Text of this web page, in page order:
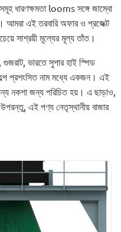
ধারণক্ষমতা looms সঙ্গে জাম্বো
এই তরবারি অফার ও প্রজেক্ট
সাশ্রয়ী মূল্যের মূল্য তাঁত।
গুজরাট, ভারতে সুপার হাই স্পিড
প্রশংসিত নাম মধ্যে একজন। এই
নকশা জন্য পরিচিত হয়। এ ছাড়াও,
উপরন্তু, এই পণ্য নেতৃস্থানীয় বাজার